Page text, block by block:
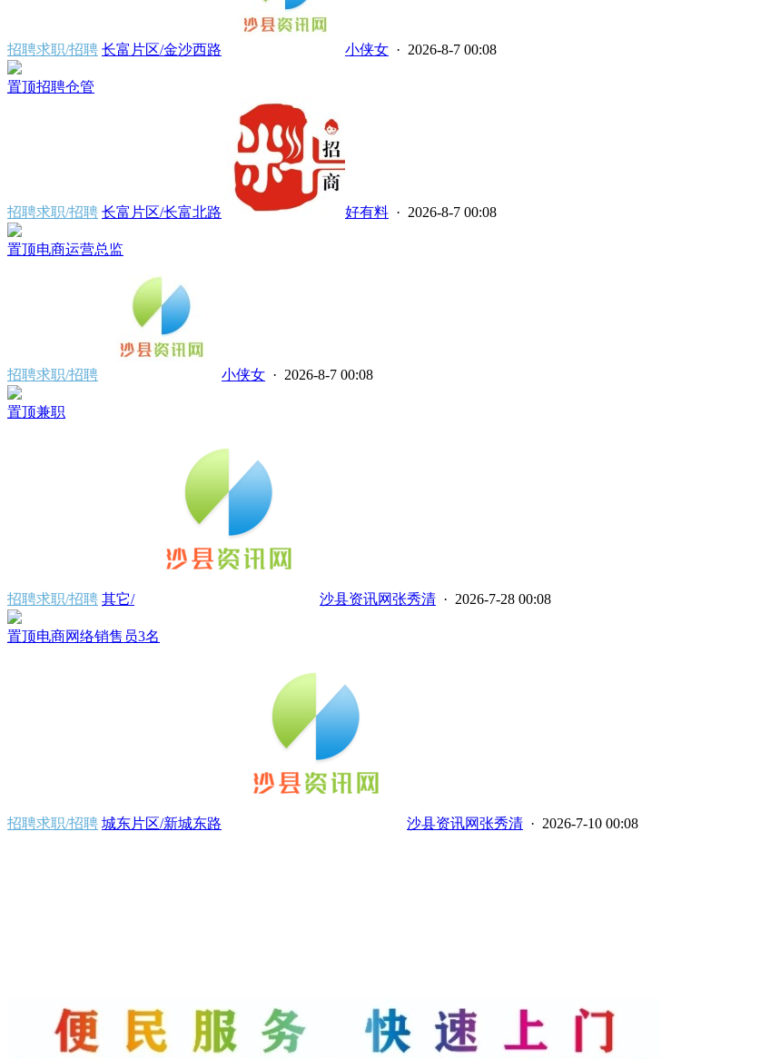
招聘求职/招聘 长富片区/金沙西路 小侠女 · 2026-8-7 00:08
置顶招聘仓管
招聘求职/招聘 长富片区/长富北路 好有料 · 2026-8-7 00:08
置顶电商运营总监
招聘求职/招聘 小侠女 · 2026-8-7 00:08
置顶兼职
招聘求职/招聘 其它/ 沙县资讯网张秀清 · 2026-7-28 00:08
置顶电商网络销售员3名
招聘求职/招聘 城东片区/新城东路 沙县资讯网张秀清 · 2026-7-10 00:08